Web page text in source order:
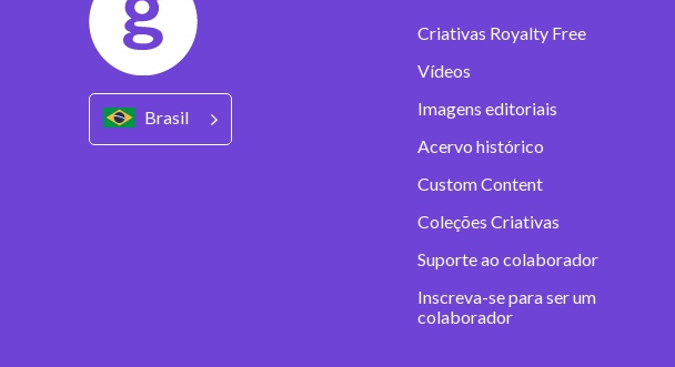
Brasil
Criativas Royalty Free
Vídeos
Imagens editoriais
Acervo histórico
Custom Content
Coleções Criativas
Suporte ao colaborador
Inscreva-se para ser um
colaborador